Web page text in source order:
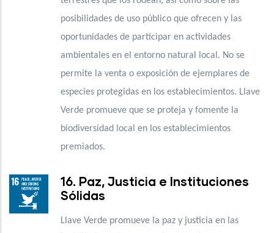
posibilidades de uso público que ofrecen y las
oportunidades de participar en actividades
ambientales en el entorno natural local. No se
permite la venta o exposición de ejemplares de
especies protegidas en los establecimientos. Llave
Verde promueve que se proteja y fomente la
biodiversidad local en los establecimientos
premiados.
16. Paz, Justicia e Instituciones
Sólidas
Llave Verde promueve la paz y justicia en las